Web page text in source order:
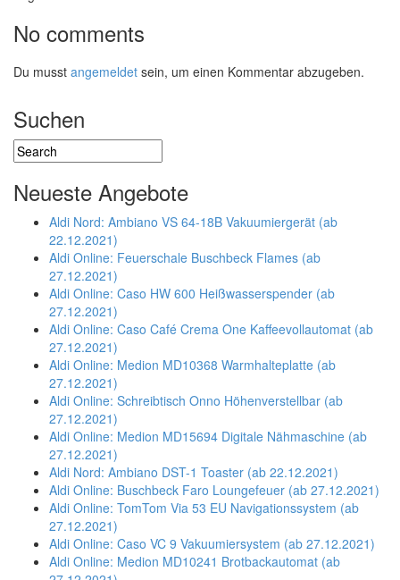
No comments
Du musst angemeldet sein, um einen Kommentar abzugeben.
Suchen
Neueste Angebote
Aldi Nord: Ambiano VS 64-18B Vakuumiergerät (ab
22.12.2021)
Aldi Online: Feuerschale Buschbeck Flames (ab
27.12.2021)
Aldi Online: Caso HW 600 Heißwasserspender (ab
27.12.2021)
Aldi Online: Caso Café Crema One Kaffeevollautomat (ab
27.12.2021)
Aldi Online: Medion MD10368 Warmhalteplatte (ab
27.12.2021)
Aldi Online: Schreibtisch Onno Höhenverstellbar (ab
27.12.2021)
Aldi Online: Medion MD15694 Digitale Nähmaschine (ab
27.12.2021)
Aldi Nord: Ambiano DST-1 Toaster (ab 22.12.2021)
Aldi Online: Buschbeck Faro Loungefeuer (ab 27.12.2021)
Aldi Online: TomTom Via 53 EU Navigationssystem (ab
27.12.2021)
Aldi Online: Caso VC 9 Vakuumiersystem (ab 27.12.2021)
Aldi Online: Medion MD10241 Brotbackautomat (ab